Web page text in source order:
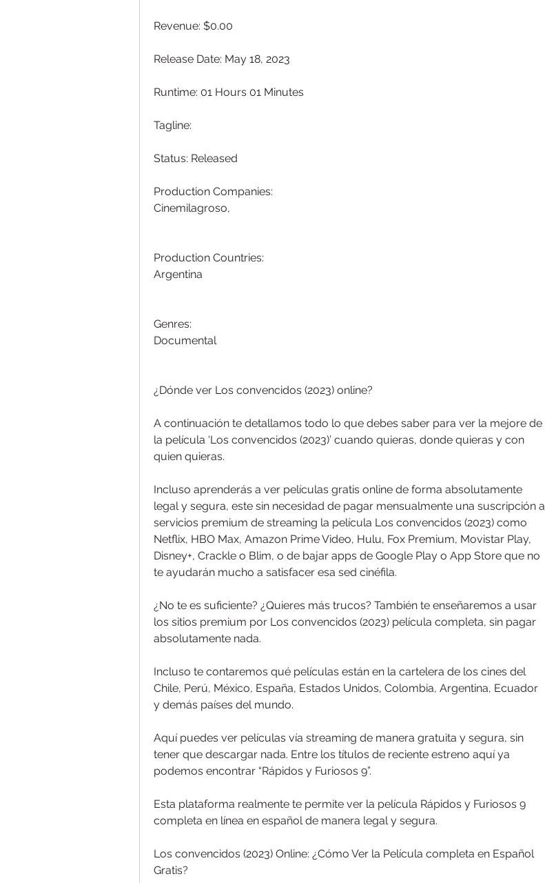
Revenue: $0.00
Release Date: May 18, 2023
Runtime: 01 Hours 01 Minutes
Tagline:
Status: Released
Production Companies:
Cinemilagroso,
Production Countries:
Argentina
Genres:
Documental
¿Dónde ver Los convencidos (2023) online?
A continuación te detallamos todo lo que debes saber para ver la mejore de
la película ‘Los convencidos (2023)’ cuando quieras, donde quieras y con
quien quieras.
Incluso aprenderás a ver películas gratis online de forma absolutamente
legal y segura, este sin necesidad de pagar mensualmente una suscripción a
servicios premium de streaming la película Los convencidos (2023) como
Netflix, HBO Max, Amazon Prime Video, Hulu, Fox Premium, Movistar Play,
Disney+, Crackle o Blim, o de bajar apps de Google Play o App Store que no
te ayudarán mucho a satisfacer esa sed cinéfila.
¿No te es suficiente? ¿Quieres más trucos? También te enseñaremos a usar
los sitios premium por Los convencidos (2023) película completa, sin pagar
absolutamente nada.
Incluso te contaremos qué películas están en la cartelera de los cines del
Chile, Perú, México, España, Estados Unidos, Colombia, Argentina, Ecuador
y demás países del mundo.
Aquí puedes ver películas vía streaming de manera gratuita y segura, sin
tener que descargar nada. Entre los títulos de reciente estreno aquí ya
podemos encontrar “Rápidos y Furiosos 9”.
Esta plataforma realmente te permite ver la película Rápidos y Furiosos 9
completa en línea en español de manera legal y segura.
Los convencidos (2023) Online: ¿Cómo Ver la Película completa en Español
Gratis?